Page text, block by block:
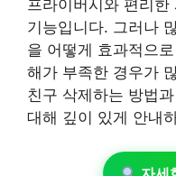
프라이버시와 편리
기능입니다. 그러나
을 어떻게 효과적으
해가 부족한 경우가
친구 삭제하는 방법
대해 깊이 있게 안내